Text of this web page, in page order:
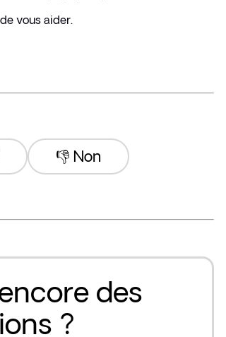
vous aider.
👎 Non
des
?